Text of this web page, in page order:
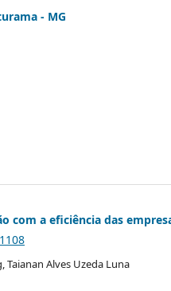
- MG
com a eficiência das
Taianan Alves Uzeda Luna